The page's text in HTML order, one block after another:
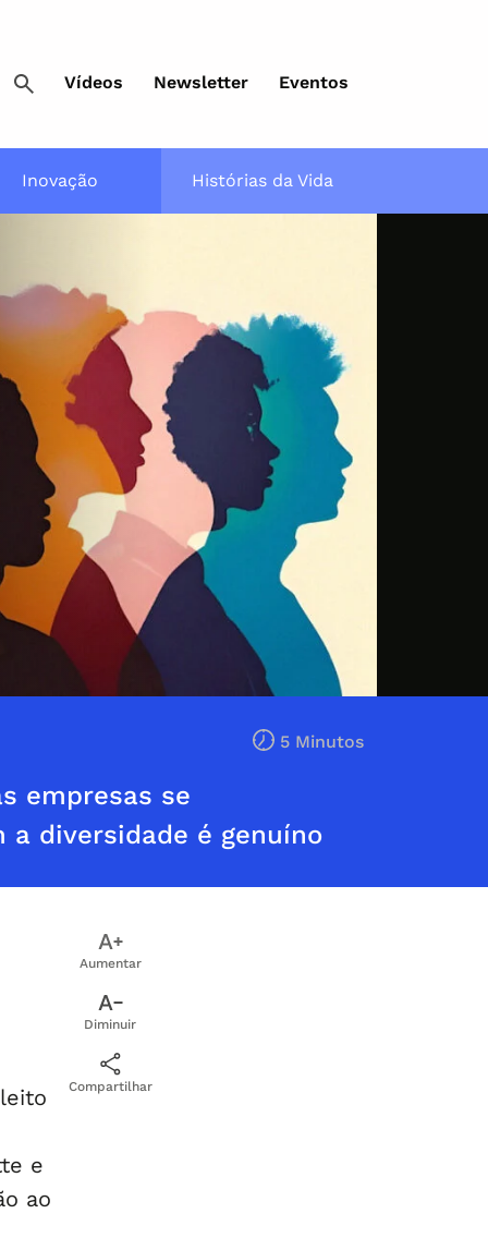
Vídeos Newsletter Eventos
Inovação Histórias da Vida
5 Minutos
empresas se
diversidade é genuíno
e
ao
Aumentar
Diminuir
Compartilhar